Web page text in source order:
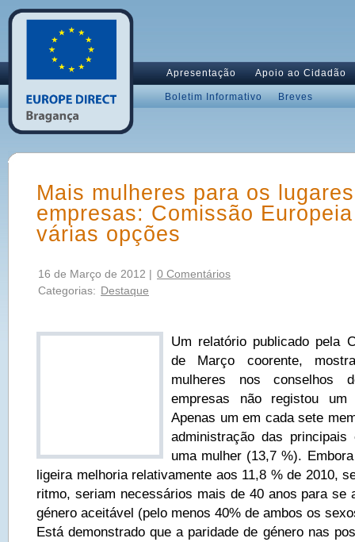
Apresentação Apoio ao Cidadão
Boletim Informativo Breves
Mais mulheres para os
empresas: Comissão
várias opções
16 de Março de 2012 | 0 Comentários
Categorias: Destaque
Um relatório publicado pela
de Março coorente,
mulheres nos conselhos
empresas não registou um
Apenas um em cada sete
administração das principais
uma mulher (13,7 %).
ligeira melhoria relativamente aos 11,8 % de 2010,
ritmo, seriam necessários mais de 40 anos para se
género aceitável (pelo menos 40% de ambos os
Está demonstrado que a paridade de género nas